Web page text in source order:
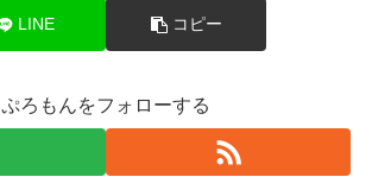
LINE コピー
ぷろもんをフォローする